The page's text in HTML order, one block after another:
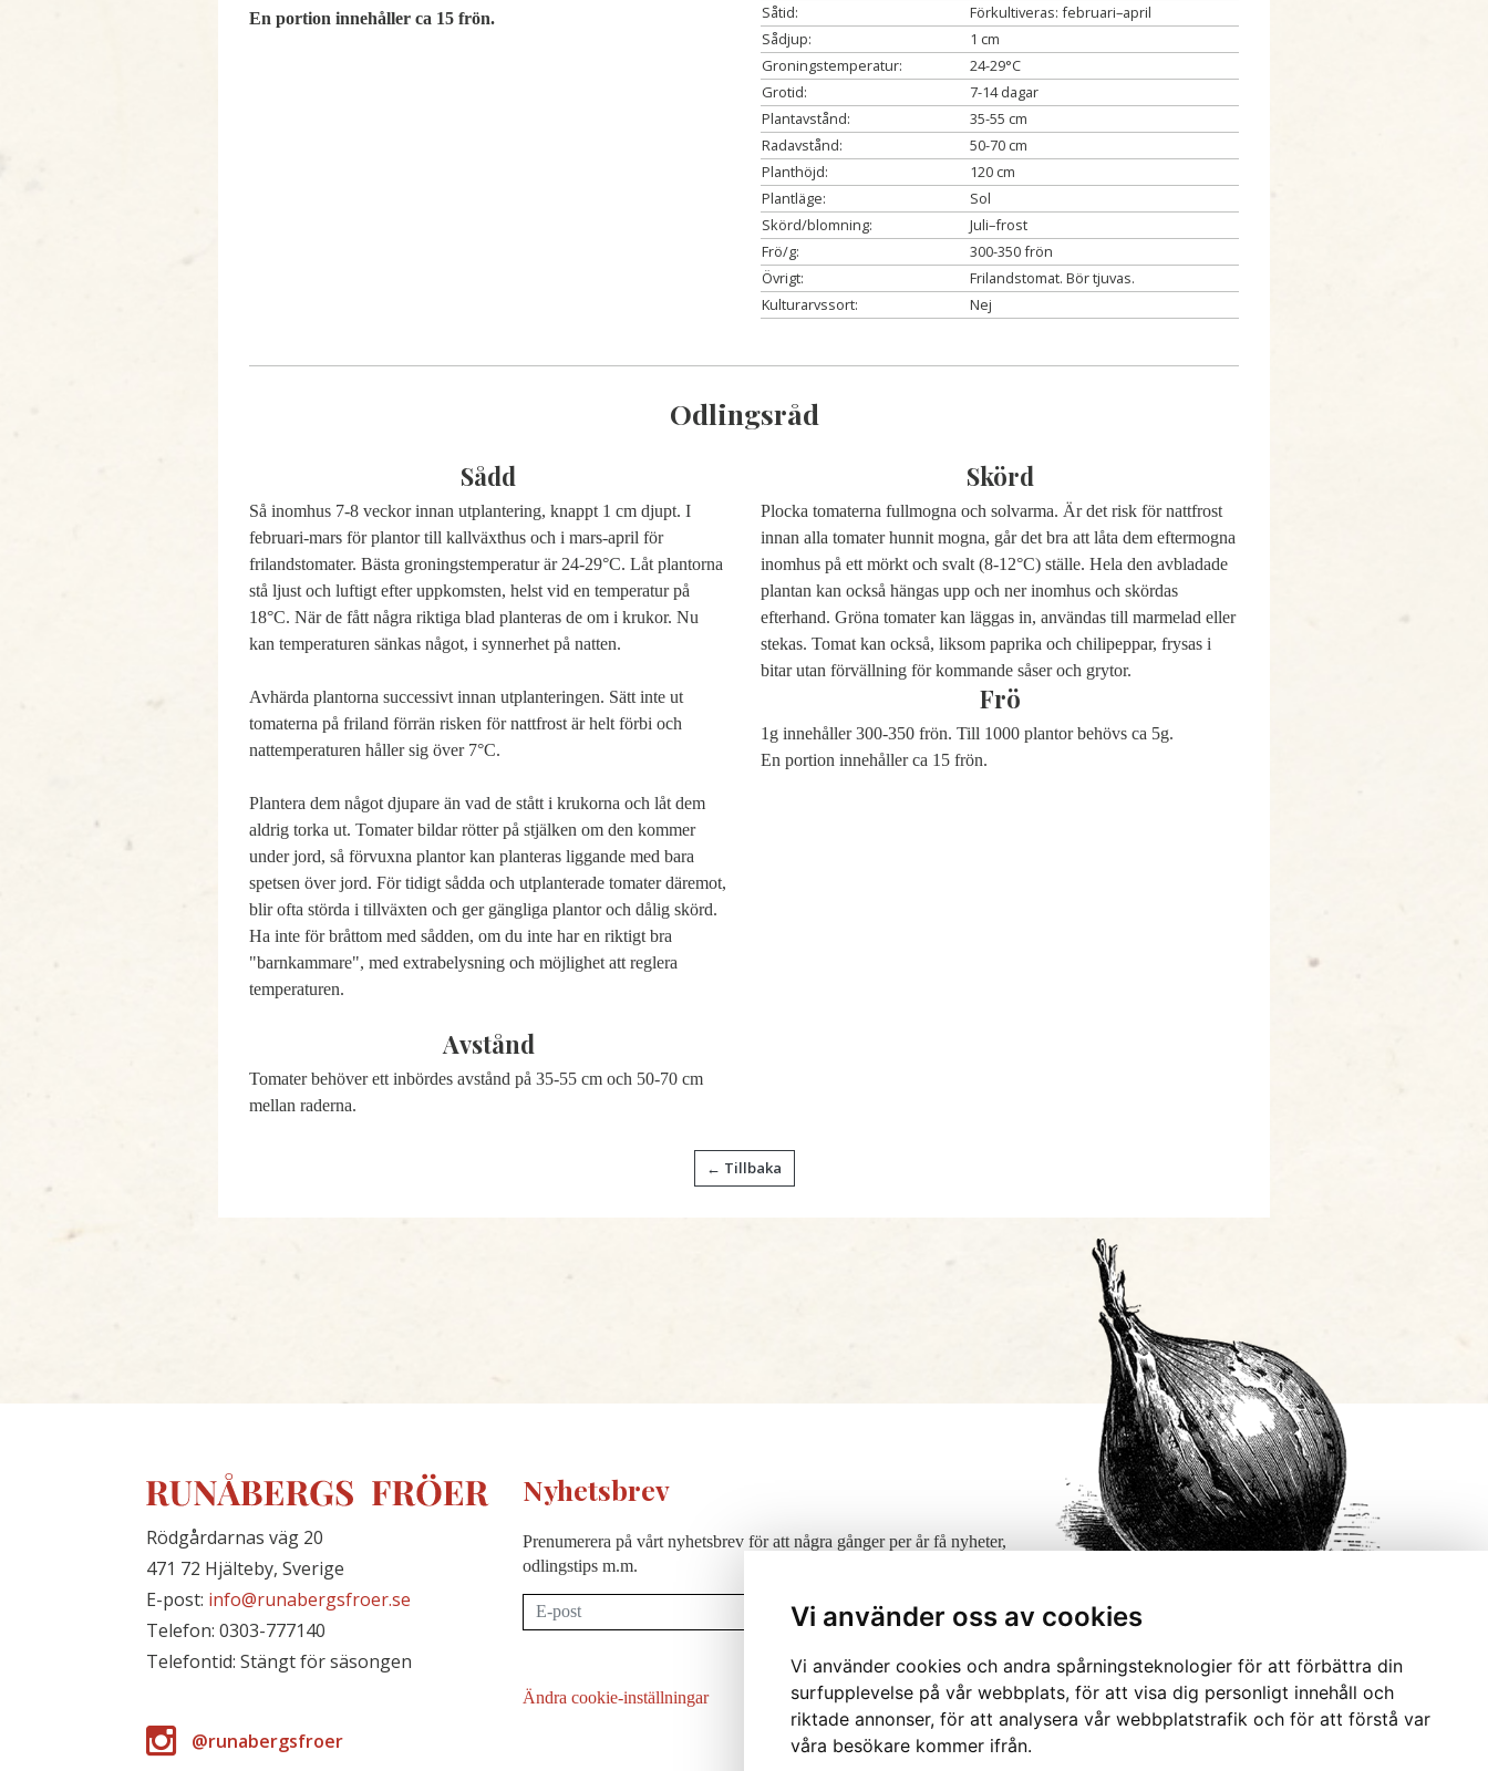
Vi använder oss av cookies
Vi använder cookies och andra spårningsteknologier för att förbättra din
surfupplevelse på vår webbplats, för att visa dig personligt innehåll och
riktade annonser, för att analysera vår webbplatstrafik och för att förstå var
våra besökare kommer ifrån.
En portion innehåller ca 15 frön.
Såtid:
Förkultiveras: februari–april
Sådjup:
1 cm
Groningstemperatur:
24-29°C
Grotid:
7-14 dagar
Plantavstånd:
35-55 cm
Radavstånd:
50-70 cm
Planthöjd:
120 cm
Plantläge:
Sol
Skörd/blomning:
Juli–frost
Frö/g:
300-350 frön
Övrigt:
Frilandstomat. Bör tjuvas.
Kulturarvssort:
Nej
Odlingsråd
Sådd
Så inomhus 7-8 veckor innan utplantering, knappt 1 cm djupt. I
februari-mars för plantor till kallväxthus och i mars-april för
frilandstomater. Bästa groningstemperatur är 24-29°C. Låt plantorna
stå ljust och luftigt efter uppkomsten, helst vid en temperatur på
18°C. När de fått några riktiga blad planteras de om i krukor. Nu
kan temperaturen sänkas något, i synnerhet på natten.
Avhärda plantorna successivt innan utplanteringen. Sätt inte ut
tomaterna på friland förrän risken för nattfrost är helt förbi och
nattemperaturen håller sig över 7°C.
Plantera dem något djupare än vad de stått i krukorna och låt dem
aldrig torka ut. Tomater bildar rötter på stjälken om den kommer
under jord, så förvuxna plantor kan planteras liggande med bara
spetsen över jord. För tidigt sådda och utplanterade tomater däremot,
blir ofta störda i tillväxten och ger gängliga plantor och dålig skörd.
Ha inte för bråttom med sådden, om du inte har en riktigt bra
"barnkammare", med extrabelysning och möjlighet att reglera
temperaturen.
Avstånd
Tomater behöver ett inbördes avstånd på 35-55 cm och 50-70 cm
mellan raderna.
Skörd
Plocka tomaterna fullmogna och solvarma. Är det risk för nattfrost
innan alla tomater hunnit mogna, går det bra att låta dem eftermogna
inomhus på ett mörkt och svalt (8-12°C) ställe. Hela den avbladade
plantan kan också hängas upp och ner inomhus och skördas
efterhand. Gröna tomater kan läggas in, användas till marmelad eller
stekas. Tomat kan också, liksom paprika och chilipeppar, frysas i
bitar utan förvällning för kommande såser och grytor.
Frö
1g innehåller 300-350 frön. Till 1000 plantor behövs ca 5g.
En portion innehåller ca 15 frön.
← Tillbaka
Rödgårdarnas väg 20
471 72 Hjälteby, Sverige
E-post: info@runabergsfroer.se
Telefon: 0303-777140
Telefontid: Stängt för säsongen
@runabergsfroer
Nyhetsbrev
Prenumerera på vårt nyhetsbrev för att några gånger per år få nyheter,
odlingstips m.m.
Prenumerera
Ändra cookie-inställningar